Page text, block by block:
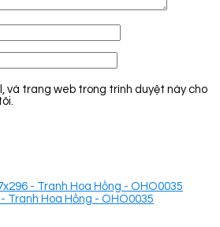
và trang web trong trình duyệt này cho